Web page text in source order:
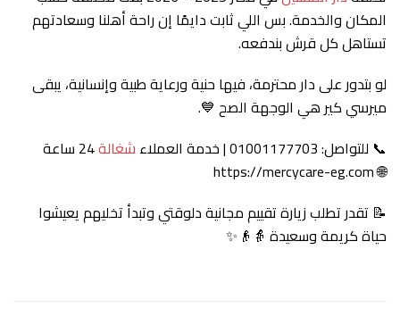
المكان والخدمة. بس اللي ثابت دايمًا إن راحة أهلنا وسعادتهم
تستاهل كل قرش بندفعه.
لو بتدور على دار محترمة، فيها حنية ورعاية طبية وإنسانية، يبقى
ميرسي كير هي الوجهة الصح 💙.
📞 للتواصل: 01001177703 | خدمة العملاء
شغالة
🌐
https://mercycare-eg.com
📝 تقدر تطلب زيارة تقييم مجانية دلوقتي وتبدأ تخليهم يعيشوا
حياة كريمة وسعيدة 👵👴✨